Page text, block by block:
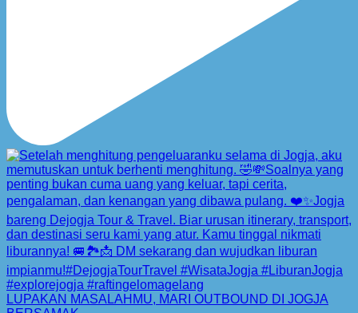
LUPAKAN MASALAHMU, MARI OUTBOUND DI JOGJA